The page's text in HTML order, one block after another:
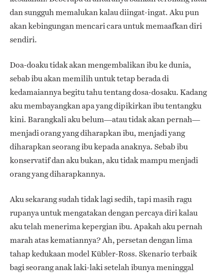
dan sungguh memalukan kalau diingat-ingat. Aku pun
akan kebingungan mencari cara untuk memaafkan diri
sendiri.
Doa-doaku tidak akan mengembalikan ibu ke dunia,
sebab ibu akan memilih untuk tetap berada di
kedamaiannya begitu tahu tentang dosa-dosaku. Kadang
aku membayangkan apa yang dipikirkan ibu tentangku
kini. Barangkali aku belum—atau tidak akan pernah—
menjadi orang yang diharapkan ibu, menjadi yang
diharapkan seorang ibu kepada anaknya. Sebab ibu
konservatif dan aku bukan, aku tidak mampu menjadi
orang yang diharapkannya.
Aku sekarang sudah tidak lagi sedih, tapi masih ragu
rupanya untuk mengatakan dengan percaya diri kalau
aku telah menerima kepergian ibu. Apakah aku pernah
marah atas kematiannya? Ah, persetan dengan lima
tahap kedukaan model Kübler-Ross. Skenario terbaik
bagi seorang anak laki-laki setelah ibunya meninggal